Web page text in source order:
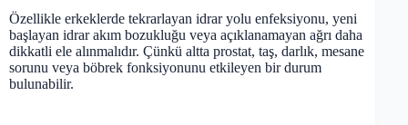
Özellikle erkeklerde tekrarlayan idrar yolu enfeksiyonu, yeni
başlayan idrar akım bozukluğu veya açıklanamayan ağrı daha
dikkatli ele alınmalıdır. Çünkü altta prostat, taş, darlık, mesane
sorunu veya böbrek fonksiyonunu etkileyen bir durum
bulunabilir.